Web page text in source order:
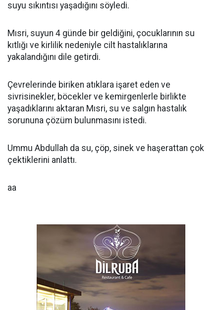
suyu sıkıntısı yaşadığını söyledi.
Mısri, suyun 4 günde bir geldiğini, çocuklarının su
kıtlığı ve kirlilik nedeniyle cilt hastalıklarına
yakalandığını dile getirdi.
Çevrelerinde biriken atıklara işaret eden ve
sivrisinekler, böcekler ve kemirgenlerle birlikte
yaşadıklarını aktaran Mısri, su ve salgın hastalık
sorununa çözüm bulunmasını istedi.
Ummu Abdullah da su, çöp, sinek ve haşerattan çok
çektiklerini anlattı.
aa